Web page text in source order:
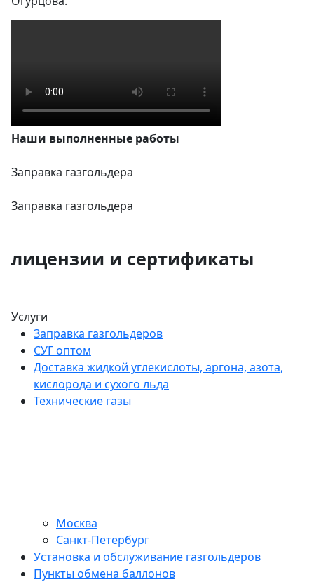
Наши выполненные работы
Заправка газгольдера
Заправка газгольдера
лицензии и сертификаты
Услуги
Заправка газгольдеров
СУГ оптом
Доставка жидкой углекислоты, аргона, азота,
кислорода и сухого льда
Технические газы
Москва
Санкт-Петербург
Установка и обслуживание газгольдеров
Пункты обмена баллонов